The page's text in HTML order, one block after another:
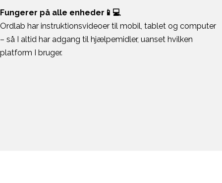
Fungerer på alle enheder📱💻
Ordlab har instruktionsvideoer til mobil, tablet og computer
– så I altid har adgang til hjælpemidler, uanset hvilken
platform I bruger.